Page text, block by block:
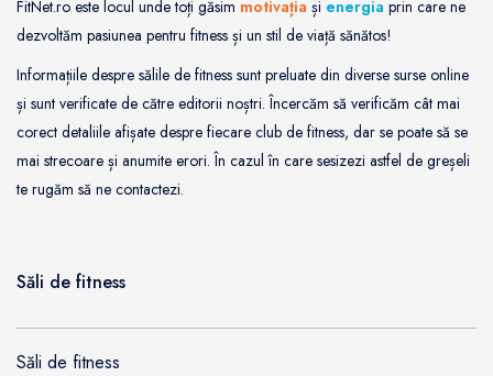
FitNet.ro este locul unde toți găsim motivația și energia prin care ne
dezvoltăm pasiunea pentru fitness și un stil de viață sănătos!
Informațiile despre sălile de fitness sunt preluate din diverse surse online
și sunt verificate de către editorii noștri. Încercăm să verificăm cât mai
corect detaliile afișate despre fiecare club de fitness, dar se poate să se
mai strecoare și anumite erori. În cazul în care sesizezi astfel de greșeli
te rugăm să ne contactezi.
Săli de fitness
Săli de fitness